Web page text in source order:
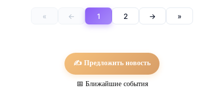
« ← 1 2 → »
✍️ Предложить новость
📅 Ближайшие события